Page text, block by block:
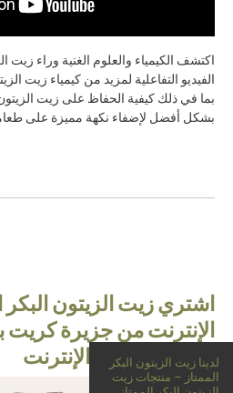
اكتشف الكيمياء والعلوم الغنية وراء
الفيديو التفاعلية لمزيد من كيمياء زيت
بما في ذلك كيفية الحفاظ على زيت
بشكل أفضل لإضفاء نكهة مميزة على
اشتري زيت الزيتون البكر
الإنترنت من جزيرة كريت
الإلكتروني عبر الإنترنت
لدينا زيت الزيتون البكر
الممتاز – منتجات زيت